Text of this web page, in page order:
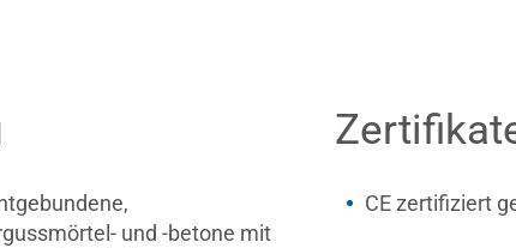
und -betone mit
CE zertifiziert